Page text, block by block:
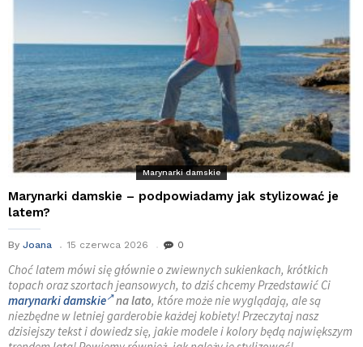
Marynarki damskie
Marynarki damskie – podpowiadamy jak stylizować je
latem?
By Joana 15 czerwca 2026 0
Choć latem mówi się głównie o zwiewnych sukienkach, krótkich
topach oraz szortach jeansowych, to dziś chcemy Przedstawić Ci
marynarki damskie na lato, które może nie wyglądają, ale są
niezbędne w letniej garderobie każdej kobiety! Przeczytaj nasz
dzisiejszy tekst i dowiedz się, jakie modele i kolory będą największym